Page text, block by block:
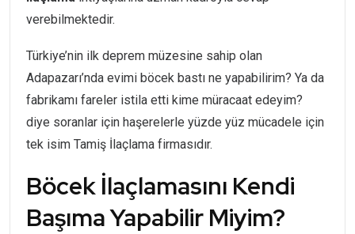
verebilmektedir.
Türkiye’nin ilk deprem müzesine sahip olan
Adapazarı’nda evimi böcek bastı ne yapabilirim? Ya da
fabrikamı fareler istila etti kime müracaat edeyim?
diye soranlar için haşerelerle yüzde yüz mücadele için
tek isim Tamiş İlaçlama firmasıdır.
Böcek İlaçlamasını Kendi
Başıma Yapabilir Miyim?